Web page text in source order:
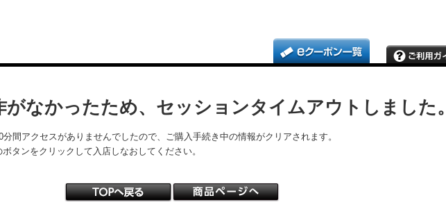
がなかったため、セッションタイムアウトしました。
間アクセスがありませんでしたので、ご購入手続き中の情報がクリアされます。
タンをクリックして入店しなおしてください。